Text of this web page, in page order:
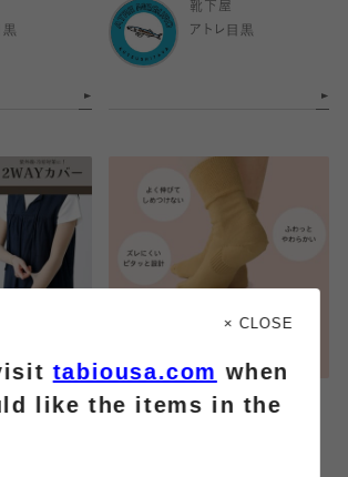
黒
靴下屋
アトレ目黒
カバー
2026.05.15
× CLOSE
tabiousa.com when
like the items in the